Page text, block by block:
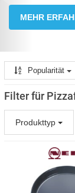
MEHR
Popularität
Filter für
Produkttyp